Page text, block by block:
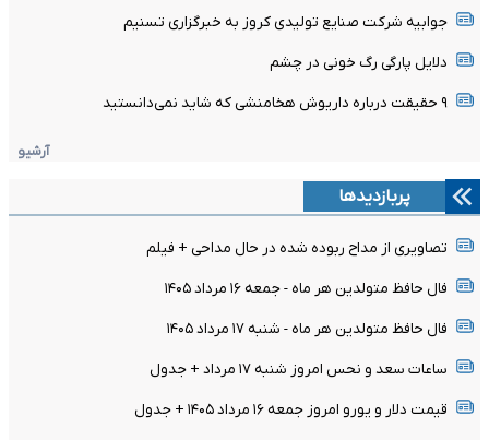
جوابیه شرکت صنایع تولیدی کروز به خبرگزاری تسنیم
دلایل پارگی رگ خونی در چشم
۹ حقیقت درباره داریوش هخامنشی که شاید نمی‌دانستید
آرشیو
پربازدیدها
تصاویری از مداح ربوده شده در حال مداحی + فیلم
فال حافظ متولدین هر ماه - جمعه ۱۶ مرداد ۱۴۰۵
فال حافظ متولدین هر ماه - شنبه ۱۷ مرداد ۱۴۰۵
ساعات سعد و نحس امروز شنبه ۱۷ مرداد + جدول
قیمت دلار و یورو امروز جمعه ۱۶ مرداد ۱۴۰۵ + جدول